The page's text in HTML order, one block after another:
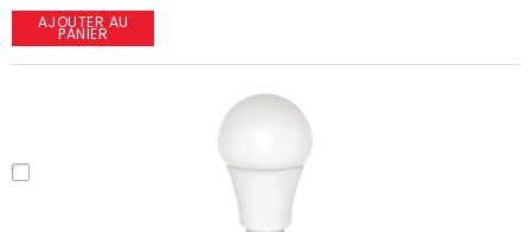
AJOUTER AU
PANIER